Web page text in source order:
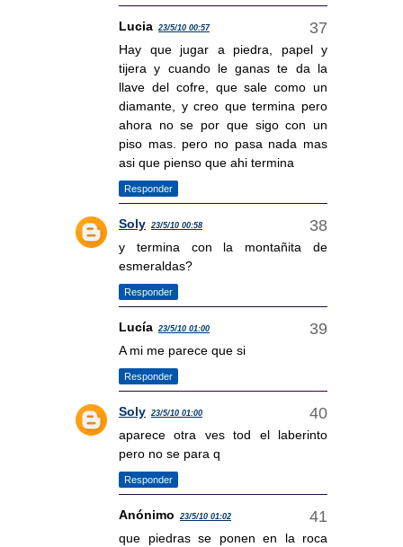
Lucia 23/5/10 00:57
Hay que jugar a piedra, papel y
tijera y cuando le ganas te da la
llave del cofre, que sale como un
diamante, y creo que termina pero
ahora no se por que sigo con un
piso mas. pero no pasa nada mas
asi que pienso que ahi termina
Responder
Soly 23/5/10 00:58
y termina con la montañita de
esmeraldas?
Responder
Lucía 23/5/10 01:00
A mi me parece que si
Responder
Soly 23/5/10 01:00
aparece otra ves tod el laberinto
pero no se para q
Responder
Anónimo 23/5/10 01:02
que piedras se ponen en la roca